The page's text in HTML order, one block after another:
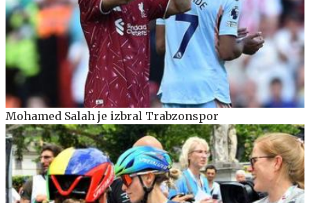
Mohamed Salah je izbral Trabzonspor